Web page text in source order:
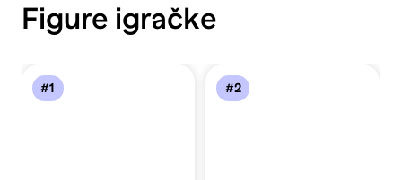
Figure igračke
#1 #2